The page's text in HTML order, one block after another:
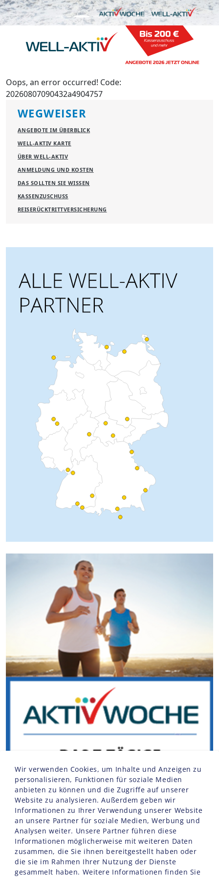
Oops, an error occurred! Code:
20260807090432a4904757
WEGWEISER
ANGEBOTE IM ÜBERBLICK
WELL-AKTIV KARTE
ÜBER WELL-AKTIV
ANMELDUNG UND KOSTEN
DAS SOLLTEN SIE WISSEN
KASSENZUSCHUSS
REISERÜCKTRITTVERSICHERUNG
Wir verwenden Cookies, um Inhalte und Anzeigen zu
personalisieren, Funktionen für soziale Medien
anbieten zu können und die Zugriffe auf unserer
Website zu analysieren. Außerdem geben wir
Informationen zu Ihrer Verwendung unserer Website
an unsere Partner für soziale Medien, Werbung und
Analysen weiter. Unsere Partner führen diese
Informationen möglicherweise mit weiteren Daten
zusammen, die Sie ihnen bereitgestellt haben oder
die sie im Rahmen Ihrer Nutzung der Dienste
gesammelt haben. Weitere Informationen finden Sie